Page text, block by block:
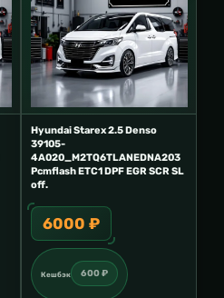
Hyundai Starex 2.5 Denso
39105-
4A020_M2TQ6TLANEDNA203
Pcmflash ETC1 DPF EGR SCR SL
off.
6000 ₽
Кешбэк 600 ₽